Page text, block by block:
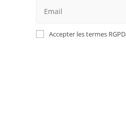
Accepter les termes RGPD